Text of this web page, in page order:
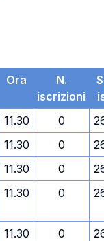
Ora
N.
iscrizioni
11.30 0
11.30 0
11.30 0
11.30 0
11.30 0